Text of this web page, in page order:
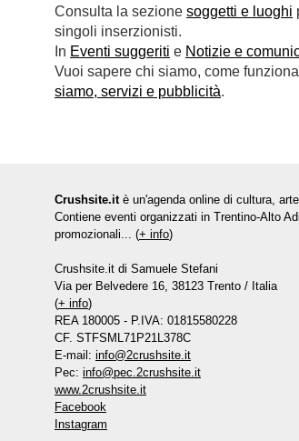
Consulta la sezione soggetti e luoghi
singoli inserzionisti.
In Eventi suggeriti e Notizie e
Vuoi sapere chi siamo, come
siamo, servizi e pubblicità.
Crushsite.it è un'agenda online di cultura,
Contiene eventi organizzati in Trentino-Alto
promozionali... (+ info)
Crushsite.it di Samuele Stefani
Via per Belvedere 16, 38123 Trento / Italia
(+ info)
REA 180005 - P.IVA: 01815580228
CF. STFSML71P21L378C
E-mail: info@2crushsite.it
Pec: info@pec.2crushsite.it
www.2crushsite.it
Facebook
Instagram